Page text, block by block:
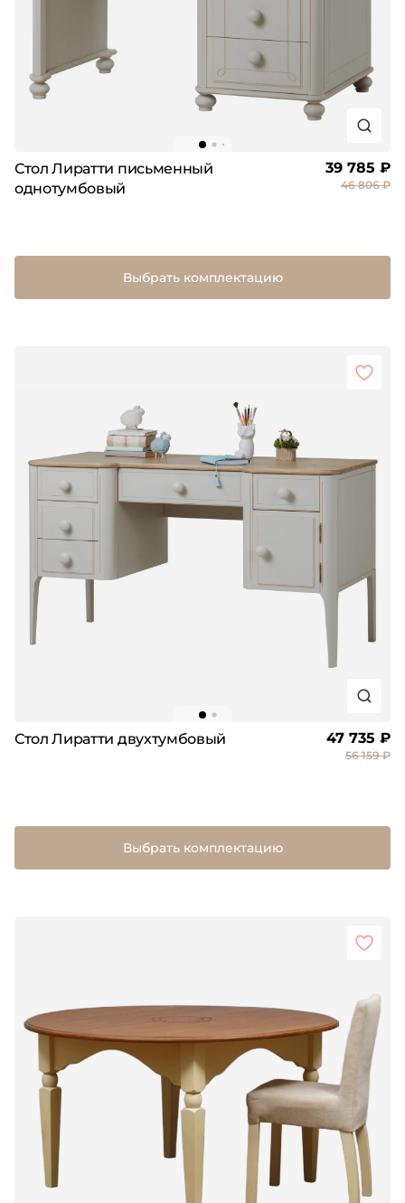
Стол Лиратти письменный
однотумбовый
39 785 ₽
46 806 ₽
Выбрать комплектацию
Стол Лиратти двухтумбовый 47 735 ₽
56 159 ₽
Выбрать комплектацию